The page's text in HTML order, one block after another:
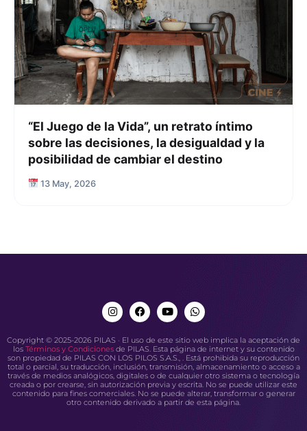
“El Juego de la Vida”, un retrato íntimo
sobre las decisiones, la desigualdad y la
posibilidad de cambiar el destino
13 May, 2026
Copyright © 2025-2026 PILAS · El uso de este sitio web implica la aceptación de
los Términos y Condicionesde PILAS. Esta página de internet y su contenido
son propiedad de PILAS CON LOS PILOS S.A.S., . Está prohibida su reproducción
total o parcial, su traducción, inclusión, transmisión, almacenamiento o acceso a
través de medios analógicos, digitales o de cualquier otro sistema o tecnología
creada o por crearse, sin autorización previa y escrita. No se puede utilizar este
contenido para fines comerciales. No se puede alterar, transformar o generar
otro contenido derivado a partir de esta página.